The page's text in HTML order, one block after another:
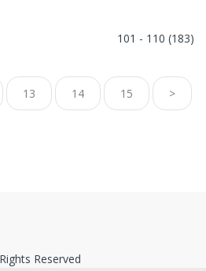
101 - 110 (183)
13 14 15 >
Reserved